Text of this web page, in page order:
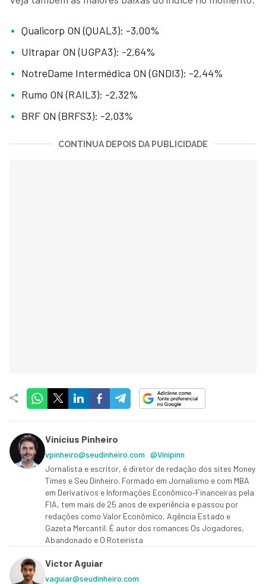
Qualicorp ON (QUAL3): -3,00%
Ultrapar ON (UGPA3): -2,64%
NotreDame Intermédica ON (GNDI3): -2,44%
Rumo ON (RAIL3): -2,32%
BRF ON (BRFS3): -2,03%
CONTINUA DEPOIS DA PUBLICIDADE
Vinícius Pinheiro
vpinheiro@seudinheiro.com @Vinipinn
Jornalista e escritor, é diretor de redação dos sites Money
Times e Seu Dinheiro. Formado em Jornalismo e com MBA
em Derivativos e Informações Econômico‑Financeiras pela
FIA, tem mais de 25 anos de experiência e passou por
redações como Valor Econômico, Agência Estado e
Gazeta Mercantil. É autor dos romances Os Jogadores,
Abandonado e O Roteirista
Victor Aguiar
vaguiar@seudinheiro.com